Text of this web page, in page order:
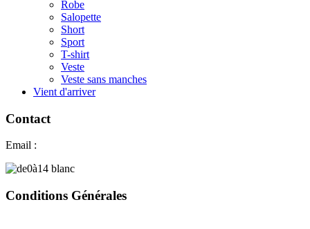
Robe
Salopette
Short
Sport
T-shirt
Veste
Veste sans manches
Vient d'arriver
Contact
Email :
Conditions Générales